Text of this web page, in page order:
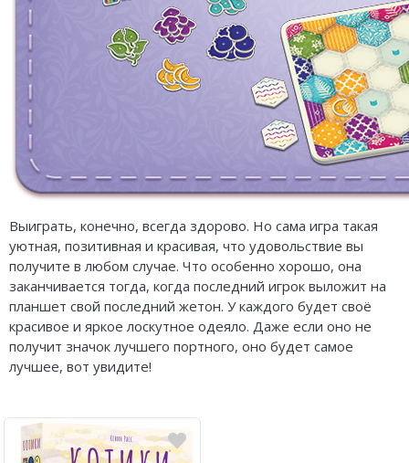
Выиграть, конечно, всегда здорово. Но сама игра такая
уютная, позитивная и красивая, что удовольствие вы
получите в любом случае. Что особенно хорошо, она
заканчивается тогда, когда последний игрок выложит на
планшет свой последний жетон. У каждого будет своё
красивое и яркое лоскутное одеяло. Даже если оно не
получит значок лучшего портного, оно будет самое
лучшее, вот увидите!